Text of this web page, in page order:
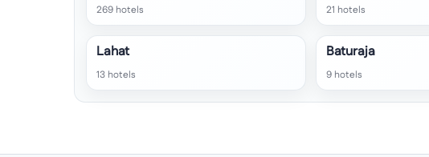
269 hotels 21 hotels
Lahat
13 hotels
Baturaja
9 hotels